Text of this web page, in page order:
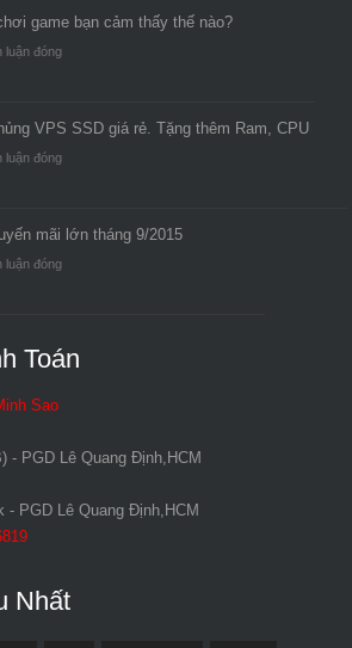
game bạn cảm thấy thế nào?
luận đóng
VPS SSD giá rẻ. Tặng thêm Ram, CPU
luận đóng
mãi lớn tháng 9/2015
luận đóng
Toán
Sao
- PGD Lê Quang Định,HCM
- PGD Lê Quang Định,HCM
Nhất